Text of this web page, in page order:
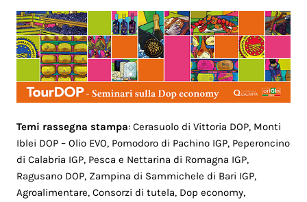
Temi rassegna stampa: Cerasuolo di Vittoria DOP, Monti
Iblei DOP – Olio EVO, Pomodoro di Pachino IGP, Peperoncino
di Calabria IGP, Pesca e Nettarina di Romagna IGP,
Ragusano DOP, Zampina di Sammichele di Bari IGP,
Agroalimentare, Consorzi di tutela, Dop economy,